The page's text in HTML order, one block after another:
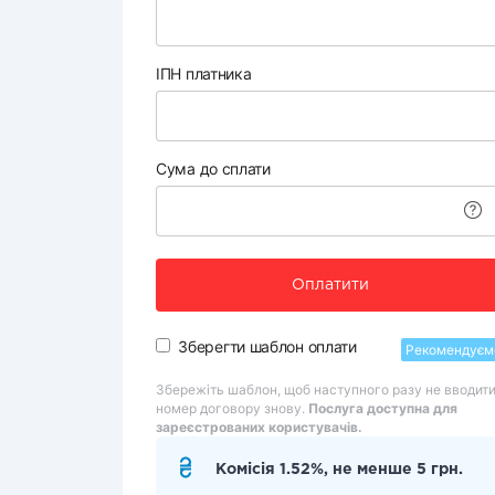
ІПН платника
Сума до сплати
Оплатити
Зберегти шаблон оплати
Збережіть шаблон, щоб наступного разу не вводити
номер договору знову. Послуга доступна для
зареєстрованих користувачів.
Комісія 1.52%, не менше 5 грн.